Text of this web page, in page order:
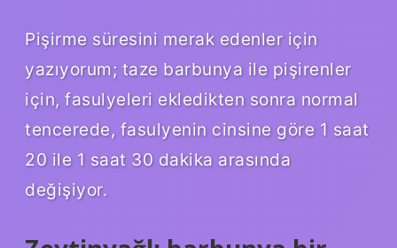
Pişirme süresini merak edenler için
yazıyorum; taze barbunya ile pişirenler
için, fasulyeleri ekledikten sonra normal
tencerede, fasulyenin cinsine göre 1 saat
20 ile 1 saat 30 dakika arasında
değişiyor.